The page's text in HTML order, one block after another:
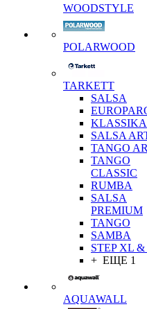
WOODSTYLE
POLARWOOD
TARKETT
SALSA
KLASSIKA
SALSA
TANGO
TANGO
CLASSIC
RUMBA
SALSA
PREMIUM
TANGO
SAMBA
STEP XL &
+ ЕЩЕ 1
AQUAWALL